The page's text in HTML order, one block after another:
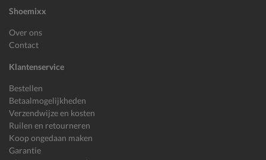
Shoemixx
Over ons
Contact
Klantenservice
Bestellen
Betaalmogelijkheden
Verzendwijze en kosten
Ruilen en retourneren
Koop ongedaan maken
Garantie